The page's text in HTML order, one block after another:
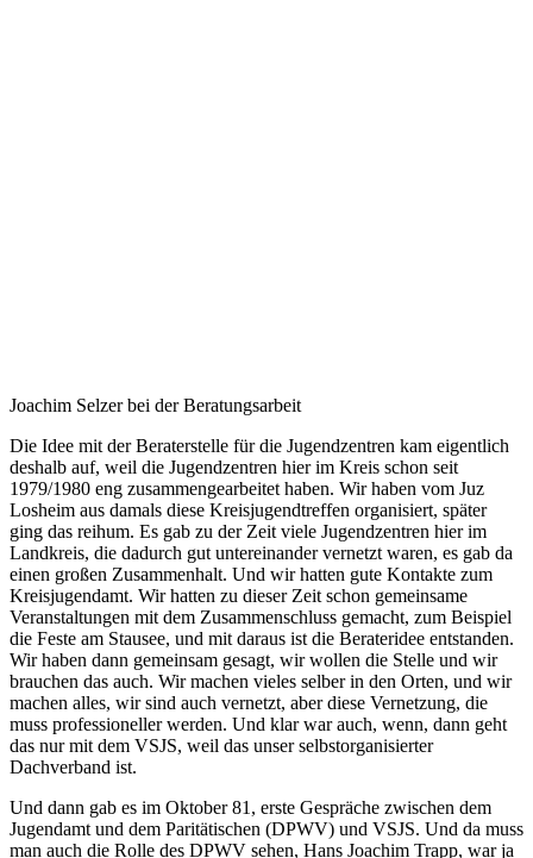
Joachim Selzer bei der Beratungsarbeit
Die Idee mit der Beraterstelle für die Jugendzentren kam eigentlich
deshalb auf, weil die Jugendzentren hier im Kreis schon seit
1979/1980 eng zusammengearbeitet haben. Wir haben vom Juz
Losheim aus damals diese Kreisjugendtreffen organisiert, später
ging das reihum. Es gab zu der Zeit viele Jugendzentren hier im
Landkreis, die dadurch gut untereinander vernetzt waren, es gab da
einen großen Zusammenhalt. Und wir hatten gute Kontakte zum
Kreisjugendamt. Wir hatten zu dieser Zeit schon gemeinsame
Veranstaltungen mit dem Zusammenschluss gemacht, zum Beispiel
die Feste am Stausee, und mit daraus ist die Berateridee entstanden.
Wir haben dann gemeinsam gesagt, wir wollen die Stelle und wir
brauchen das auch. Wir machen vieles selber in den Orten, und wir
machen alles, wir sind auch vernetzt, aber diese Vernetzung, die
muss professioneller werden. Und klar war auch, wenn, dann geht
das nur mit dem VSJS, weil das unser selbstorganisierter
Dachverband ist.
Und dann gab es im Oktober 81, erste Gespräche zwischen dem
Jugendamt und dem Paritätischen (DPWV) und VSJS. Und da muss
man auch die Rolle des DPWV sehen, Hans Joachim Trapp, war ja